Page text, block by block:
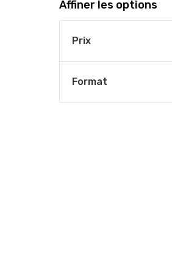
Affiner les options
Prix
Format